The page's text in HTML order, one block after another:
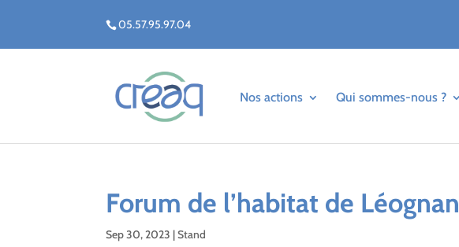
05.57.95.97.04
Nos actions Qui sommes-nous ?
Forum de l’habitat de Léognan
Sep 30, 2023 |Stand